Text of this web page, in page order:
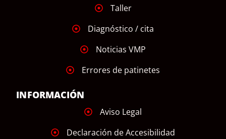
Taller
Diagnóstico / cita
Noticias VMP
Errores de patinetes
INFORMACIÓN
Aviso Legal
Declaración de Accesibilidad